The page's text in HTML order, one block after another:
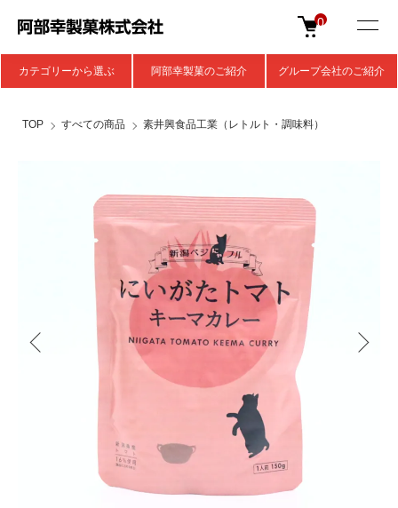
0
カテゴリーから選ぶ 阿部幸製菓のご紹介 グループ会社のご紹介
TOP すべての商品 素井興食品工業（レトルト・調味料）